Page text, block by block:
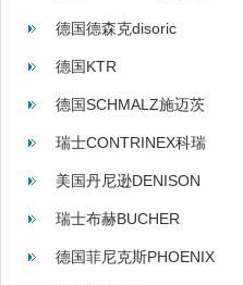
德国德森克disoric
德国KTR
德国SCHMALZ施迈茨
瑞士CONTRINEX科瑞
美国丹尼逊DENISON
瑞士布赫BUCHER
德国菲尼克斯PHOENIX